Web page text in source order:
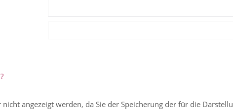
angezeigt werden, da Sie der Speicherung der für die